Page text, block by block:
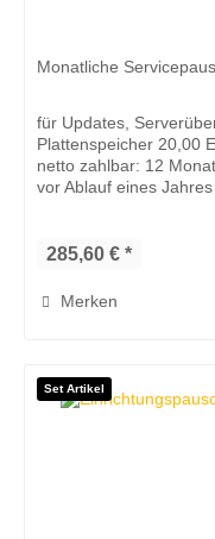
Monatliche
für Updates,
Plattenspeicher 20,00
netto zahlbar: 12
vor Ablauf eines Jahres
285,60 € *
Merken
Set Artikel